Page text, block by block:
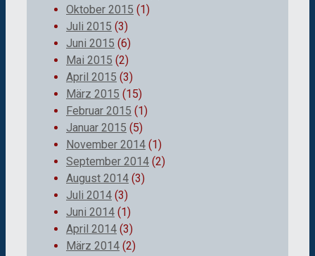
Oktober 2015 (1)
Juli 2015 (3)
Juni 2015 (6)
Mai 2015 (2)
April 2015 (3)
März 2015 (15)
Februar 2015 (1)
Januar 2015 (5)
November 2014 (1)
September 2014 (2)
August 2014 (3)
Juli 2014 (3)
Juni 2014 (1)
April 2014 (3)
März 2014 (2)